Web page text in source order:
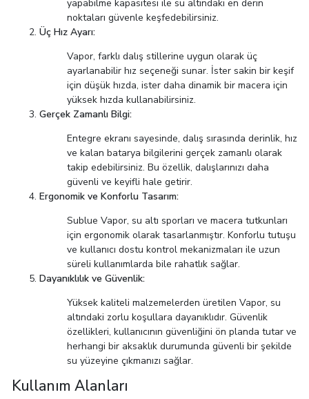
yapabilme kapasitesi ile su altındaki en derin
noktaları güvenle keşfedebilirsiniz.
Üç Hız Ayarı:
Vapor, farklı dalış stillerine uygun olarak üç
ayarlanabilir hız seçeneği sunar. İster sakin bir keşif
için düşük hızda, ister daha dinamik bir macera için
yüksek hızda kullanabilirsiniz.
Gerçek Zamanlı Bilgi:
Entegre ekranı sayesinde, dalış sırasında derinlik, hız
ve kalan batarya bilgilerini gerçek zamanlı olarak
takip edebilirsiniz. Bu özellik, dalışlarınızı daha
güvenli ve keyifli hale getirir.
Ergonomik ve Konforlu Tasarım:
Sublue Vapor, su altı sporları ve macera tutkunları
için ergonomik olarak tasarlanmıştır. Konforlu tutuşu
ve kullanıcı dostu kontrol mekanizmaları ile uzun
süreli kullanımlarda bile rahatlık sağlar.
Dayanıklılık ve Güvenlik:
Yüksek kaliteli malzemelerden üretilen Vapor, su
altındaki zorlu koşullara dayanıklıdır. Güvenlik
özellikleri, kullanıcının güvenliğini ön planda tutar ve
herhangi bir aksaklık durumunda güvenli bir şekilde
su yüzeyine çıkmanızı sağlar.
Kullanım Alanları